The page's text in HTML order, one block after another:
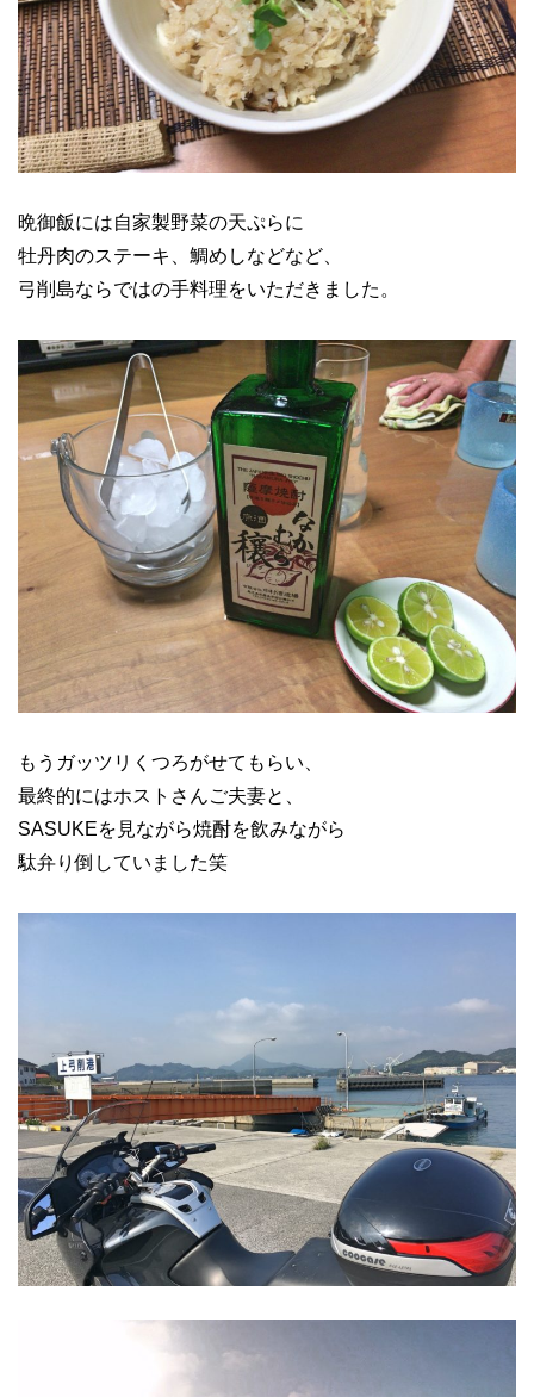
晩御飯には自家製野菜の天ぷらに
牡丹肉のステーキ、鯛めしなどなど、
弓削島ならではの手料理をいただきました。
もうガッツリくつろがせてもらい、
最終的にはホストさんご夫妻と、
SASUKEを見ながら焼酎を飲みながら
駄弁り倒していました笑